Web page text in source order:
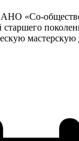
АНО «Со-
мастерскую